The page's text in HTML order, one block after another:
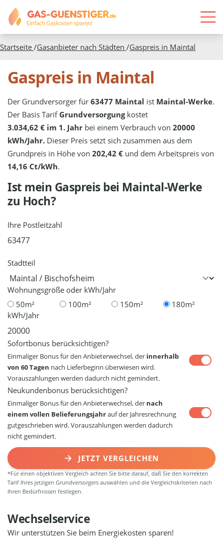
Startseite /Gasanbieter nach Städten /Gaspreis in Maintal
Gaspreis in Maintal
Der Grundversorger für63477 Maintal ist Maintal-Werke.
Der Basis Tarif Grundversorgungkostet
3.034,62 € im 1. Jahr bei einem Verbrauch von20000
kWh/Jahr. Dieser Preis setzt sich zusammen aus dem
Grundpreis in Höhe von202,42 € und dem Arbeitspreis von
14,16 Ct/kWh.
Ist mein Gaspreis bei Maintal-Werke
zu Hoch?
Ihre Postleitzahl
Stadtteil
Wohnungsgröße oder kWh/Jahr
50m²
100m² 150m²
180m²
kWh/Jahr
Sofortbonus berücksichtigen?
Einmaliger Bonus für den Anbieterwechsel, der innerhalb
von 60 Tagen nach Lieferbeginn überwiesen wird.
Vorauszahlungen werden dadurch nicht gemindert.
Neukundenbonus berücksichtigen?
Einmaliger Bonus für den Anbieterwechsel, der nach
einem vollen Belieferungsjahrauf der Jahresrechnung
gutgeschrieben wird. Vorauszahlungen werden dadurch
nicht gemindert.
JETZT VERGLEICHEN
*Für einen objektiven Vergleich achten Sie bitte darauf, daß Sie den korrekten
Tarif Ihres jetzigen Grundversorgers auswählen und die Vergleichskriterien nach
Ihren Bedürfnissen festlegen.
Wechselservice
Wir unterstützen Sie beim Energiekosten sparen!